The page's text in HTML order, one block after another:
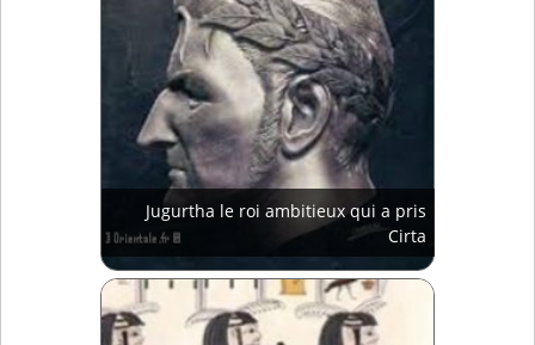
Jugurtha le roi ambitieux qui a pris
Cirta